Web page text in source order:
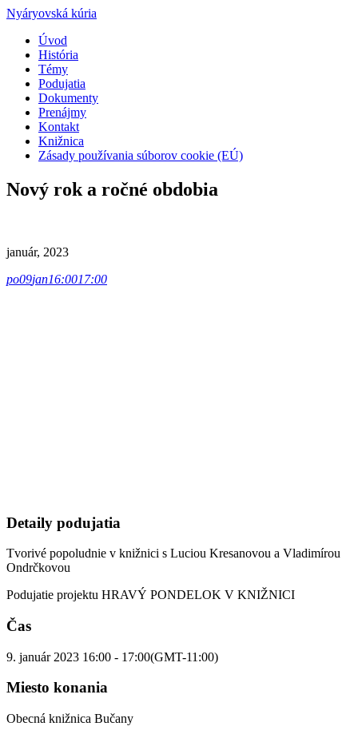
Nyáryovská kúria
Úvod
História
Témy
Podujatia
Dokumenty
Prenájmy
Kontakt
Knižnica
Zásady používania súborov cookie (EÚ)
Nový rok a ročné obdobia
január, 2023
po09jan16:0017:00
Detaily podujatia
Tvorivé popoludnie v knižnici s Luciou Kresanovou a Vladimírou
Ondrčkovou
Podujatie projektu HRAVÝ PONDELOK V KNIŽNICI
Čas
9. január 2023 16:00 - 17:00(GMT-11:00)
Miesto konania
Obecná knižnica Bučany